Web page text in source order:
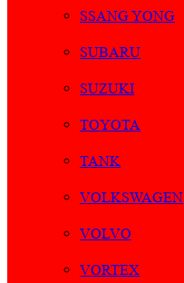
SSANG YONG
SUBARU
SUZUKI
TOYOTA
TANK
VOLKSWAGEN
VOLVO
VORTEX